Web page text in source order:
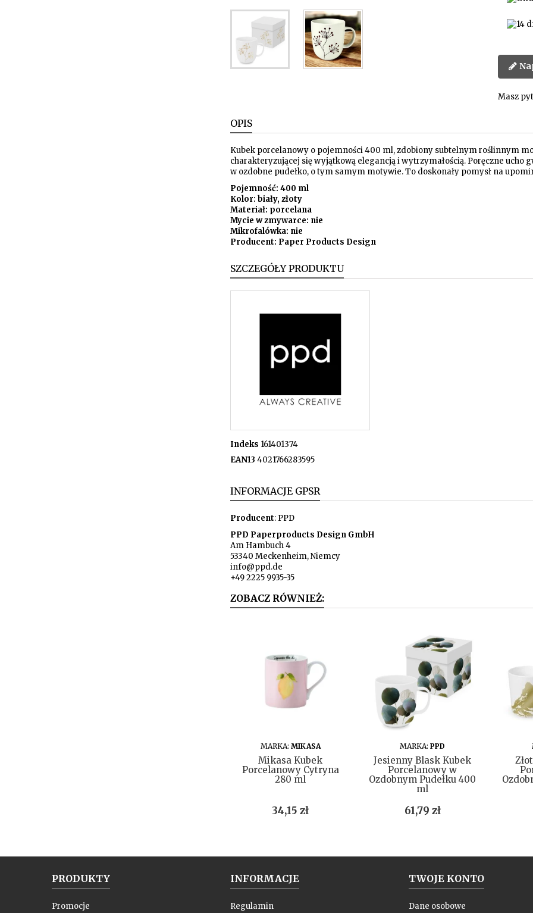
Masz
OPIS
Kubek porcelanowy o pojemności 400 ml, zdobiony subtelnym roślinnym
charakteryzującej się wyjątkową elegancją i wytrzymałością. Poręczne
w ozdobne pudełko, o tym samym motywie. To doskonały pomysł na
Pojemność: 400 ml
Kolor: biały, złoty
Materiał: porcelana
Mycie w zmywarce: nie
Mikrofalówka: nie
Producent: Paper Products Design
SZCZEGÓŁY PRODUKTU
Indeks 161401374
EAN13 4021766283595
INFORMACJE GPSR
Producent: PPD
PPD Paperproducts Design GmbH
Am Hambuch 4
53340 Meckenheim, Niemcy
info@ppd.de
+49 2225 9935-35
ZOBACZ RÓWNIEŻ:
DO KOSZYKA
MARKA: MIKASA
Mikasa Kubek
Porcelanowy Cytryna
280 ml
Cena
34,15 zł
DO KOSZYKA
MARKA: PPD
Jesienny Blask Kubek
Porcelanowy w
Ozdobnym Pudełku 400
ml
Cena
61,79 zł
PRODUKTY
Promocje
INFORMACJE
Regulamin
TWOJE KONTO
Dane osobowe